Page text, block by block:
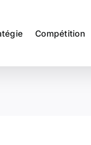
Compétition